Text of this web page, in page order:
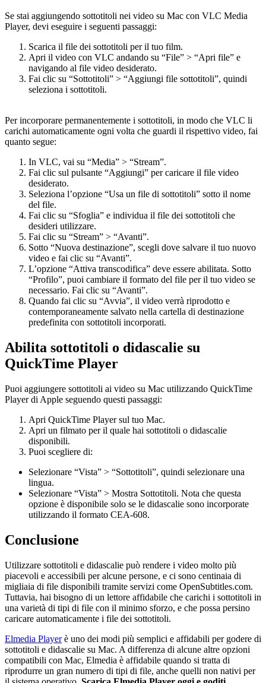
Se stai aggiungendo sottotitoli nei video su Mac con VLC Media
Player, devi eseguire i seguenti passaggi:
Scarica il file dei sottotitoli per il tuo film.
Apri il video con VLC andando su “File” > “Apri file” e
navigando al file video desiderato.
Fai clic su “Sottotitoli” > “Aggiungi file sottotitoli”, quindi
seleziona i sottotitoli.
Per incorporare permanentemente i sottotitoli, in modo che VLC li
carichi automaticamente ogni volta che guardi il rispettivo video, fai
quanto segue:
In VLC, vai su “Media” > “Stream”.
Fai clic sul pulsante “Aggiungi” per caricare il file video
desiderato.
Seleziona l’opzione “Usa un file di sottotitoli” sotto il nome
del file.
Fai clic su “Sfoglia” e individua il file dei sottotitoli che
desideri utilizzare.
Fai clic su “Stream” > “Avanti”.
Sotto “Nuova destinazione”, scegli dove salvare il tuo nuovo
video e fai clic su “Avanti”.
L’opzione “Attiva transcodifica” deve essere abilitata. Sotto
“Profilo”, puoi cambiare il formato del file per il tuo video se
necessario. Fai clic su “Avanti”.
Quando fai clic su “Avvia”, il video verrà riprodotto e
contemporaneamente salvato nella cartella di destinazione
predefinita con sottotitoli incorporati.
Abilita sottotitoli o didascalie su
QuickTime Player
Puoi aggiungere sottotitoli ai video su Mac utilizzando QuickTime
Player di Apple seguendo questi passaggi:
Apri QuickTime Player sul tuo Mac.
Apri un filmato per il quale hai sottotitoli o didascalie
disponibili.
Puoi scegliere di:
Selezionare “Vista” > “Sottotitoli”, quindi selezionare una
lingua.
Selezionare “Vista” > Mostra Sottotitoli. Nota che questa
opzione è disponibile solo se le didascalie sono incorporate
utilizzando il formato CEA-608.
Conclusione
Utilizzare sottotitoli e didascalie può rendere i video molto più
piacevoli e accessibili per alcune persone, e ci sono centinaia di
migliaia di file disponibili tramite servizi come OpenSubtitles.com.
Tuttavia, hai bisogno di un lettore affidabile che carichi i sottotitoli in
una varietà di tipi di file con il minimo sforzo, e che possa persino
caricare automaticamente i file dei sottotitoli.
Elmedia Playerè uno dei modi più semplici e affidabili per godere di
sottotitoli e didascalie su Mac. A differenza di alcune altre opzioni
compatibili con Mac, Elmedia è affidabile quando si tratta di
riprodurre un gran numero di tipi di file, anche quelli non nativi per